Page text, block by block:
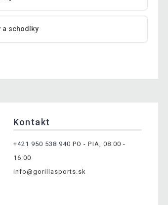
a schodíky
Kontakt
+421 950 538 940 PO - PIA, 08:00 -
16:00
info@gorillasports.sk